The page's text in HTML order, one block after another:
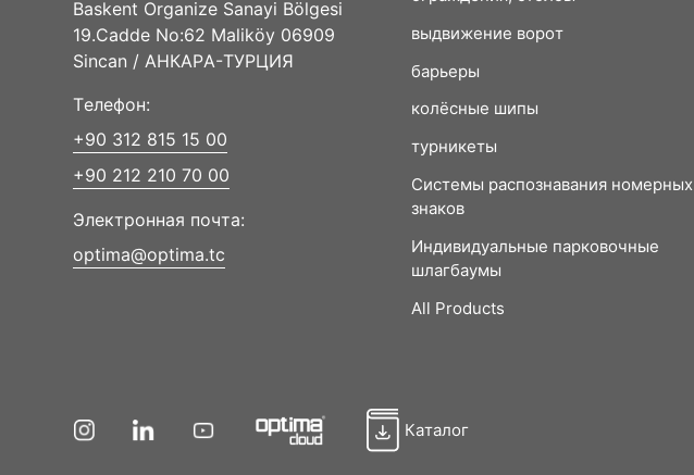
Baskent Organize Sanayi Bölgesi
19.Cadde No:62 Maliköy 06909
Sincan / АНКАРА-ТУРЦИЯ
Телефон:
+90 312 815 15 00
+90 212 210 70 00
Электронная почта:
optima@optima.tc
выдвижение ворот
барьеры
колёсные шипы
турникеты
Системы распознавания номерных
знаков
Индивидуальные парковочные
шлагбаумы
All Products
Каталог